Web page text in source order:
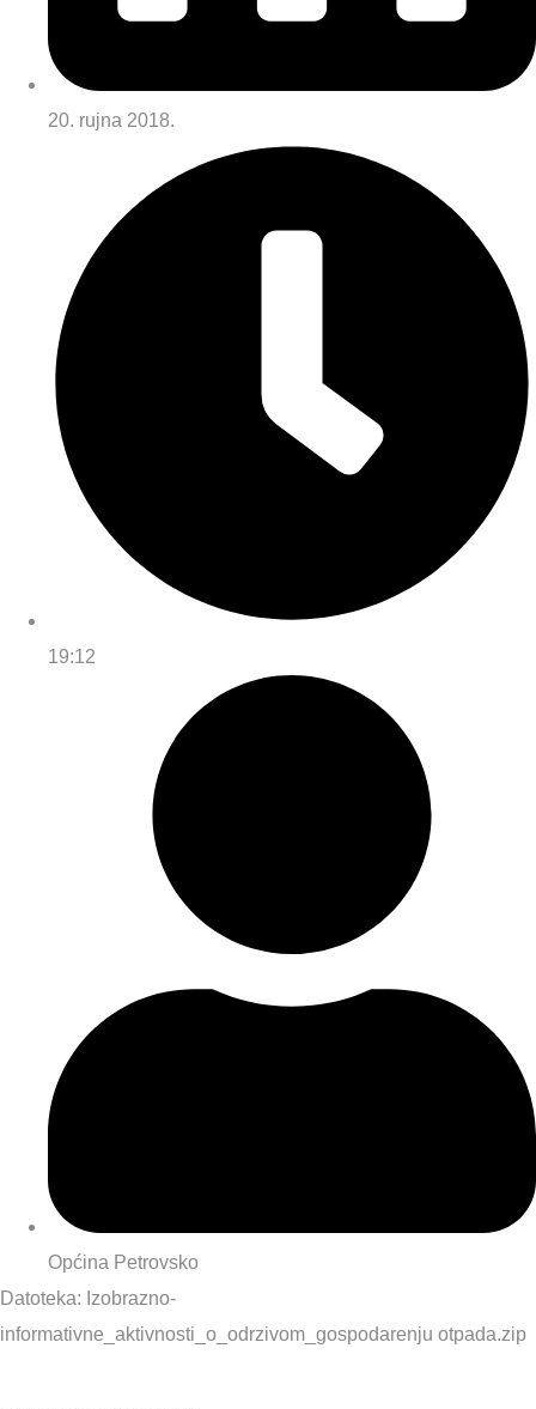
20. rujna 2018.
19:12
Općina Petrovsko
Datoteka: Izobrazno-
informativne_aktivnosti_o_odrzivom_gospodarenju otpada.zip